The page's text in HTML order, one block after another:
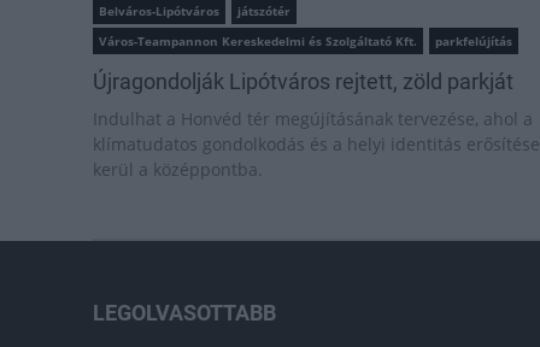
Belváros-Lipótváros
játszótér
Város-Teampannon Kereskedelmi és Szolgáltató Kft.
parkfelújítás
Újragondolják Lipótváros rejtett, zöld parkját
Indulhat a Honvéd tér megújításának tervezése, ahol a
klímatudatos gondolkodás és a helyi identitás erősítése
kerül a középpontba.
LEGOLVASOTTABB